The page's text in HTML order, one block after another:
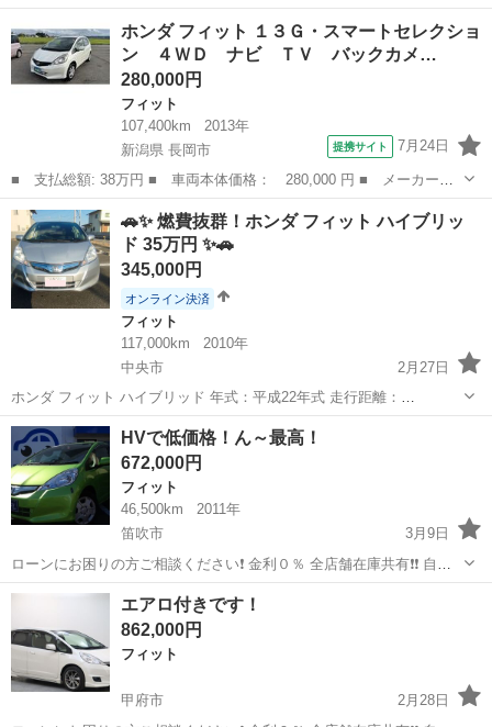
ローン最大手❗️❗️❗️ ・勤続年数の短い方🆗 ・自営業をされている方🆗 ・
専業主婦をされている方🆗 ・自己破産・任意整理のご経験の...
フィット 2代目
ホンダ フィット １３Ｇ・スマートセレクショ
ン ４ＷＤ ナビ ＴＶ バックカメ…
280,000円
フィット
107,400km
2013年
新潟県 長岡市
提携サイト 7月24日
■ 支払総額: 38万円 ■ 車両本体価格： 280,000 円 ■ メーカー
名： ホンダ ■ 車種名： フィット ■ グレード名： １３Ｇ・ス
マートセレクション ４ＷＤ ナビ ＴＶ バックカメラ ＥＴＣ
オートライト 車...
新潟 長岡市 フィット
🚗✨ 燃費抜群！ホンダ フィット ハイブリッ
ド 35万円 ✨🚗
345,000円
オンライン決済
フィット
117,000km
2010年
中央市
2月27日
ホンダ フィット ハイブリッド 年式：平成22年式 走行距離：
117,000km 車検：令和10年2月まで（車検長いです！） 💰 価格：
350,000円 🔹 ハイブリッドで燃費がとても良いです 🔹 通勤・買い物
に...
山梨 中央市 フィット ハイブリッド
HVで低価格！ん～最高！
672,000円
フィット
46,500km
2011年
笛吹市
3月9日
ローンにお困りの方ご相談ください❗️ 金利０％ 全店舗在庫共有❗️❗️ 自社
ローン最大手❗️❗️❗️ ・勤続年数の短い方🆗 ・自営業をされている方🆗 ・
専業主婦をされている方🆗 ・自己破産・任意整理のご経験の...
笛吹市 フィット オトロン
エアロ付きです！
862,000円
フィット
甲府市
2月28日